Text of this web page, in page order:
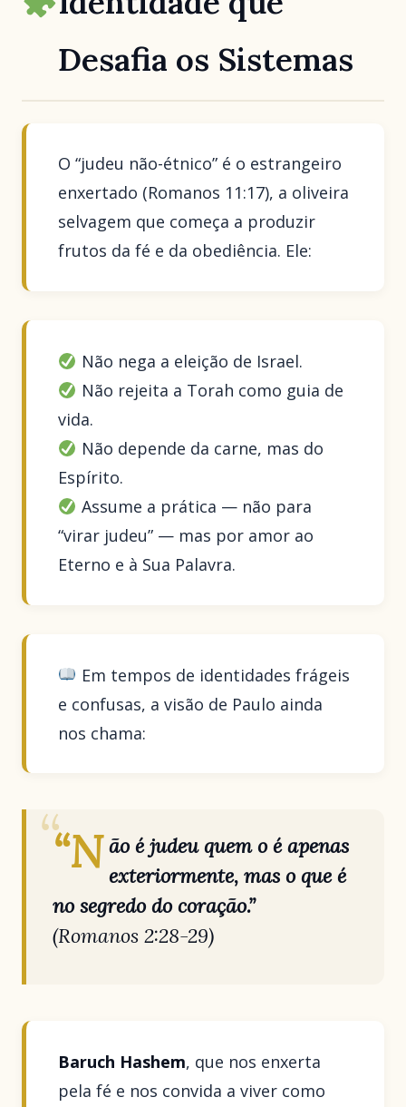
Desafia os Sistemas
O “judeu não-étnico” é o estrangeiro
enxertado (Romanos 11:17), a oliveira
selvagem que começa a produzir
frutos da fé e da obediência. Ele:
Não nega a eleição de Israel.
Não rejeita a Torah como guia de
vida.
Não depende da carne, mas do
Espírito.
Assume a prática — não para
“virar judeu” — mas por amor ao
Eterno e à Sua Palavra.
Em tempos de identidades frágeis
e confusas, a visão de Paulo ainda
nos chama:
“N ão é judeu quem o é apenas
exteriormente, mas o que é
no segredo do coração.”
(Romanos 2:28-29)
Baruch Hashem, que nos enxerta
pela fé e nos convida a viver como